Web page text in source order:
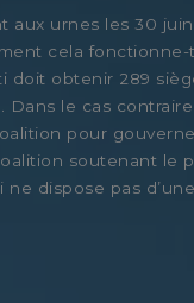
aux urnes les 30
cela
doit obtenir 289
Dans le cas
pour
soutenant le
ne dispose pas